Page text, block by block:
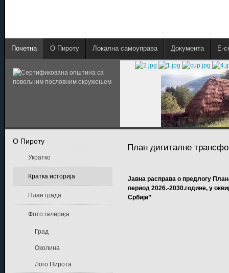
Почетна О Пироту Локална самоуправа Документа E-
План дигиталне
Јавна расправа о предлогу
период 2026.-2030.године, у
Србији”
О Пироту
Укратко
Кратка историја
План града
Фото галерија
Град
Околина
Лого Пирота